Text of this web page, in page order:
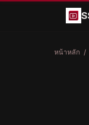
หน้าหลัก /